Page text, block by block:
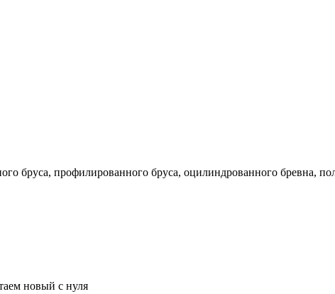
бруса, профилированного бруса, оцилиндрованного бревна,
новый с нуля